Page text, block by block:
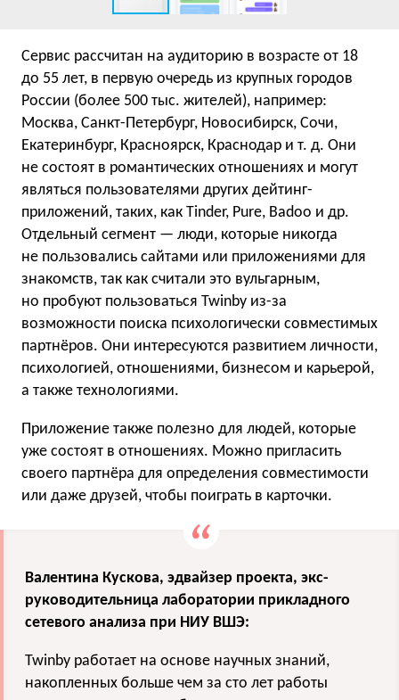
Сервис рассчитан на аудиторию в возрасте от 18
до 55 лет, в первую очередь из крупных городов
России (более 500 тыс. жителей), например:
Москва, Санкт-Петербург, Новосибирск, Сочи,
Екатеринбург, Красноярск, Краснодар и т. д. Они
не состоят в романтических отношениях и могут
являться пользователями других дейтинг-
приложений, таких, как Tinder, Pure, Badoo и др.
Отдельный сегмент — люди, которые никогда
не пользовались сайтами или приложениями для
знакомств, так как считали это вульгарным,
но пробуют пользоваться Twinby из-за
возможности поиска психологически совместимых
партнёров. Они интересуются развитием личности,
психологией, отношениями, бизнесом и карьерой,
а также технологиями.
Приложение также полезно для людей, которые
уже состоят в отношениях. Можно пригласить
своего партнёра для определения совместимости
или даже друзей, чтобы поиграть в карточки.
Валентина Кускова, эдвайзер проекта, экс-
руководительница лаборатории прикладного
сетевого анализа при НИУ ВШЭ:
Twinby работает на основе научных знаний,
накопленных больше чем за сто лет работы